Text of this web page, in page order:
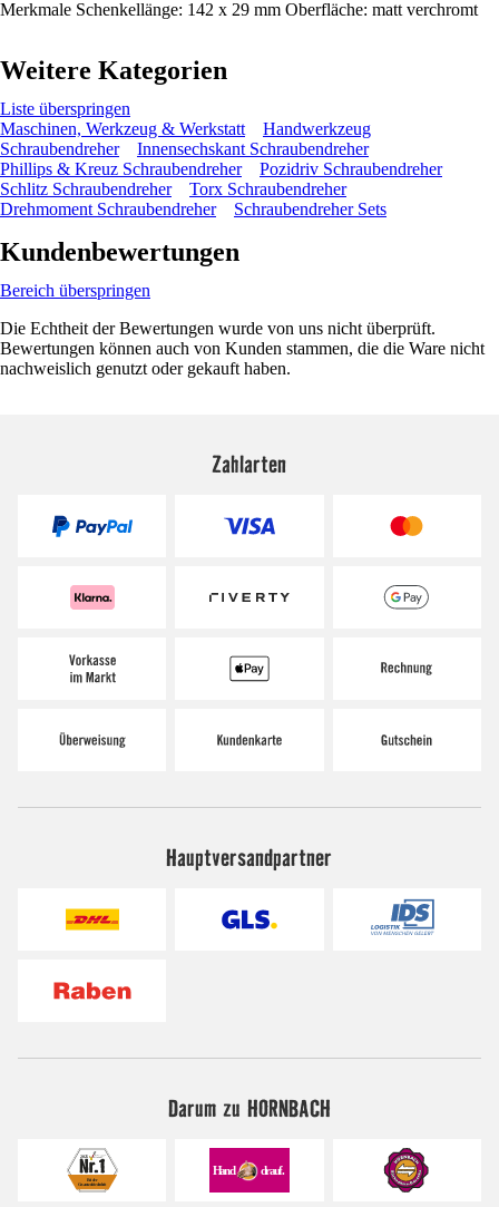
Merkmale Schenkellänge: 142 x 29 mm Oberfläche: matt verchromt
Weitere Kategorien
Liste überspringen
Maschinen, Werkzeug & Werkstatt
Handwerkzeug
Schraubendreher
Innensechskant Schraubendreher
Phillips & Kreuz Schraubendreher
Pozidriv Schraubendreher
Schlitz Schraubendreher
Torx Schraubendreher
Drehmoment Schraubendreher
Schraubendreher Sets
Kundenbewertungen
Bereich überspringen
Die Echtheit der Bewertungen wurde von uns nicht überprüft.
Bewertungen können auch von Kunden stammen, die die Ware nicht
nachweislich genutzt oder gekauft haben.
Zahlarten
Hauptversandpartner
Darum zu HORNBACH